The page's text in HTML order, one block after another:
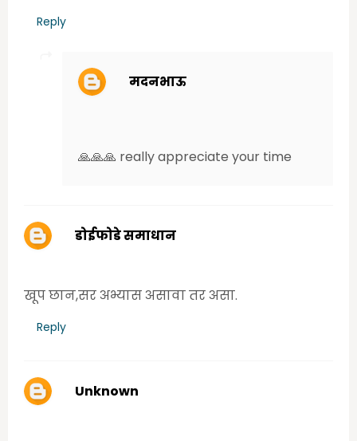
Reply
मदनभाऊ
🙏🙏🙏 really appreciate your time
डोईफोडे समाधान
खूप छान,सर अभ्यास असावा तर असा.
Reply
Unknown